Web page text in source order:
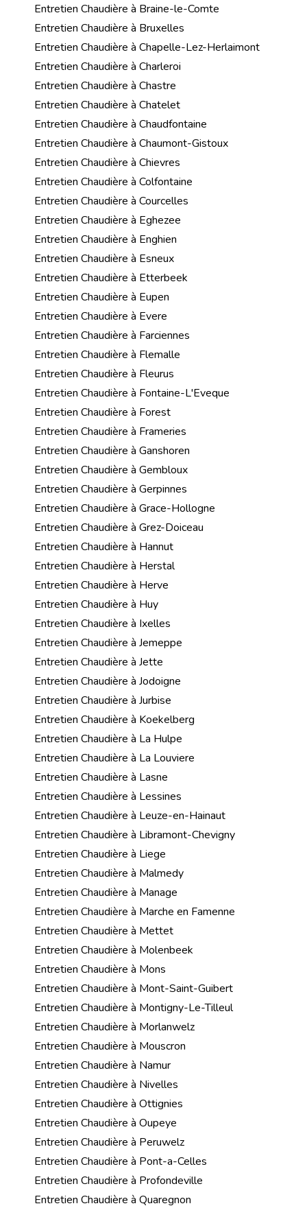
Entretien Chaudière à Braine-le-Comte
Entretien Chaudière à Bruxelles
Entretien Chaudière à Chapelle-Lez-Herlaimont
Entretien Chaudière à Charleroi
Entretien Chaudière à Chastre
Entretien Chaudière à Chatelet
Entretien Chaudière à Chaudfontaine
Entretien Chaudière à Chaumont-Gistoux
Entretien Chaudière à Chievres
Entretien Chaudière à Colfontaine
Entretien Chaudière à Courcelles
Entretien Chaudière à Eghezee
Entretien Chaudière à Enghien
Entretien Chaudière à Esneux
Entretien Chaudière à Etterbeek
Entretien Chaudière à Eupen
Entretien Chaudière à Evere
Entretien Chaudière à Farciennes
Entretien Chaudière à Flemalle
Entretien Chaudière à Fleurus
Entretien Chaudière à Fontaine-L'Eveque
Entretien Chaudière à Forest
Entretien Chaudière à Frameries
Entretien Chaudière à Ganshoren
Entretien Chaudière à Gembloux
Entretien Chaudière à Gerpinnes
Entretien Chaudière à Grace-Hollogne
Entretien Chaudière à Grez-Doiceau
Entretien Chaudière à Hannut
Entretien Chaudière à Herstal
Entretien Chaudière à Herve
Entretien Chaudière à Huy
Entretien Chaudière à Ixelles
Entretien Chaudière à Jemeppe
Entretien Chaudière à Jette
Entretien Chaudière à Jodoigne
Entretien Chaudière à Jurbise
Entretien Chaudière à Koekelberg
Entretien Chaudière à La Hulpe
Entretien Chaudière à La Louviere
Entretien Chaudière à Lasne
Entretien Chaudière à Lessines
Entretien Chaudière à Leuze-en-Hainaut
Entretien Chaudière à Libramont-Chevigny
Entretien Chaudière à Liege
Entretien Chaudière à Malmedy
Entretien Chaudière à Manage
Entretien Chaudière à Marche en Famenne
Entretien Chaudière à Mettet
Entretien Chaudière à Molenbeek
Entretien Chaudière à Mons
Entretien Chaudière à Mont-Saint-Guibert
Entretien Chaudière à Montigny-Le-Tilleul
Entretien Chaudière à Morlanwelz
Entretien Chaudière à Mouscron
Entretien Chaudière à Namur
Entretien Chaudière à Nivelles
Entretien Chaudière à Ottignies
Entretien Chaudière à Oupeye
Entretien Chaudière à Peruwelz
Entretien Chaudière à Pont-a-Celles
Entretien Chaudière à Profondeville
Entretien Chaudière à Quaregnon